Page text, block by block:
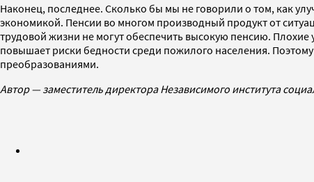
Наконец, последнее. Сколько бы мы не говорили о том, как
экономикой. Пенсии во многом производный продукт от
трудовой жизни не могут обеспечить высокую пенсию.
повышает риски бедности среди пожилого населения.
преобразованиями.
Автор — заместитель директора Независимого института